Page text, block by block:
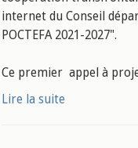
internet du Conseil
POCTEFA 2021-2027".
Ce premier appel à
Lire la suite